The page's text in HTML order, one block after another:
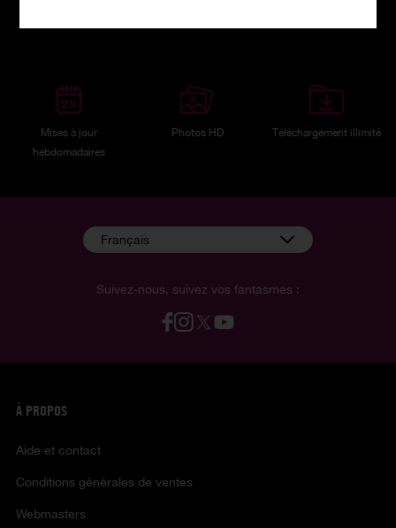
Mises à jour
hebdomadaires
Photos HD Téléchargement illimité
Suivez-nous, suivez vos fantasmes :
Français
À PROPOS
Aide et contact
Conditions générales de ventes
Webmasters